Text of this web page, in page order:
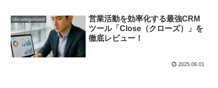
Uncategorized
営業活動を効率化する最強CRM
ツール「Close（クローズ）」を
徹底レビュー！
2025.06.01